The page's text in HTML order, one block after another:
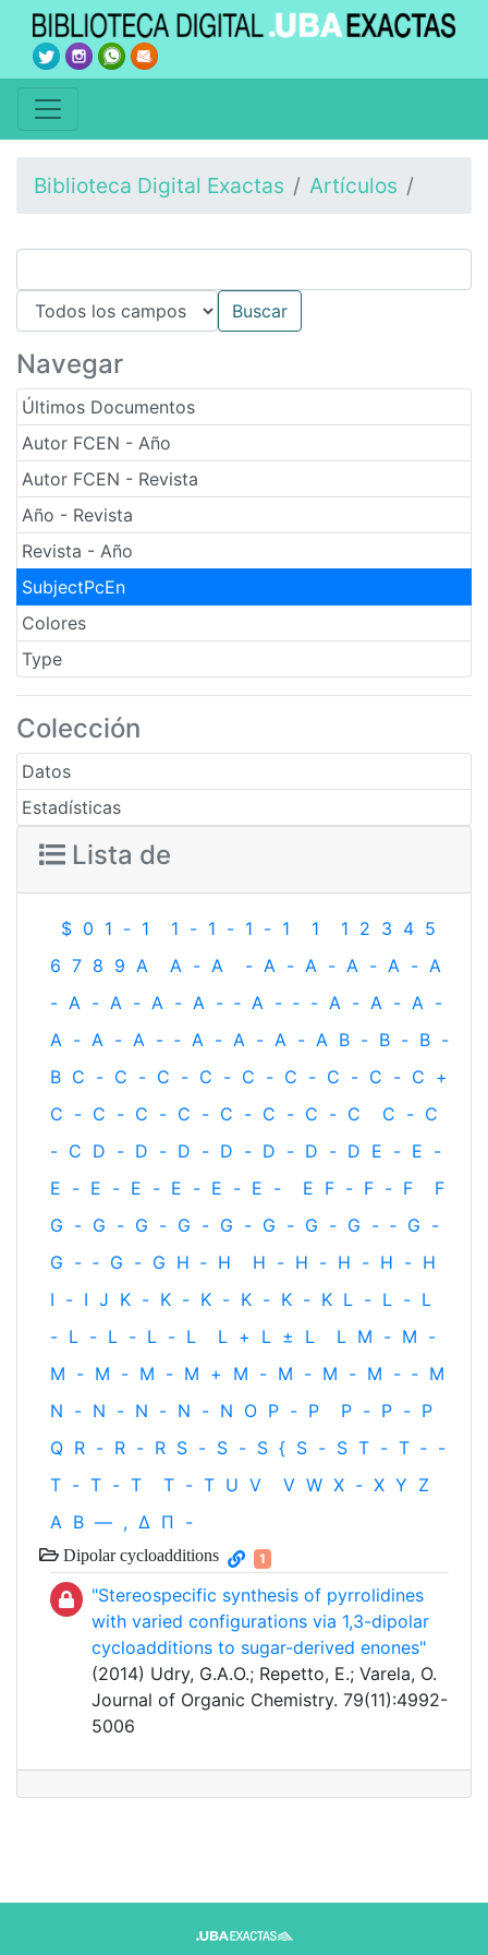
Biblioteca Digital Exactas Artículos
Navegar
Últimos Documentos
Autor FCEN - Año
Autor FCEN - Revista
Año - Revista
Revista - Año
SubjectPcEn
Colores
Type
Colección
Datos
Estadísticas
Lista de
$ 0 1 - 1 1 - 1 - 1 - 1 1 1 2 3 4 5
6 7 8 9 A A - A - A - A - A - A - A
- A - A - A - A - ‐ A - ‐ - A - A - A -
A - A - A - ‐ A - A - A - A B - B - B -
B C - C - C - C - C - C - C - C - C +
C - C - C - C - C - C - C - C C - C
- C D - D - D - D - D - D - D E - E -
E - E - E - E - E - E - E F - F - F
F
G - G - G - G - G - G - G - G - ‐ G -
G - ‐ G - G H ‐ H H - H - H - H - H
I - I J K - K - K - K - K - K L - L - L
- L - L - L - L L + L ± L L M - M -
M - M - M - M + M - M - M - M - ‐ M
N - N - N - N - N O P - P P - P - P
Q R - R - R S - S - S { S - S T - T ‐ -
T - T - T T - T U V V W X - X Y Z
Α Β — , Δ Π -
Dipolar cycloadditions 1
"Stereospecific synthesis of pyrrolidines
with varied configurations via 1,3-dipolar
cycloadditions to sugar-derived enones"
(2014) Udry, G.A.O.; Repetto, E.; Varela, O.
Journal of Organic Chemistry. 79(11):4992-
5006